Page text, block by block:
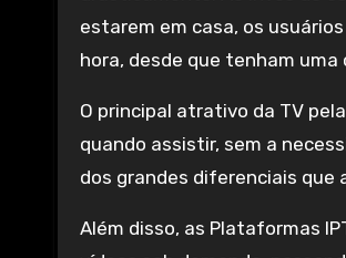
estarem em casa, os
hora, desde que tenham
O principal atrativo da TV
quando assistir, sem a
dos grandes diferenciais que
Além disso, as Plataformas